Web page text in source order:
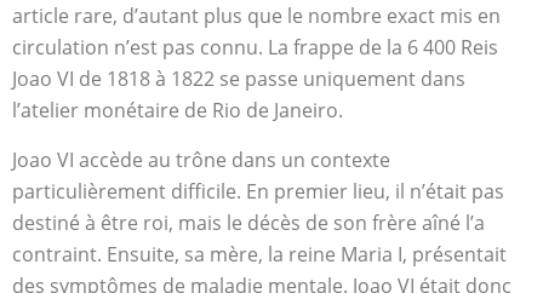
article rare, d’autant plus que le nombre exact mis en
circulation n’est pas connu. La frappe de la 6 400 Reis
Joao VI de 1818 à 1822 se passe uniquement dans
l’atelier monétaire de Rio de Janeiro.
Joao VI accède au trône dans un contexte
particulièrement difficile. En premier lieu, il n’était pas
destiné à être roi, mais le décès de son frère aîné l’a
contraint. Ensuite, sa mère, la reine Maria I, présentait
des symptômes de maladie mentale. Joao VI était donc